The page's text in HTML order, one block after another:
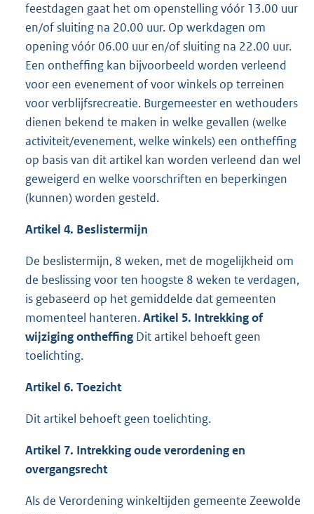
feestdagen gaat het om openstelling vóór 13.00 uur
en/of sluiting na 20.00 uur. Op werkdagen om
opening vóór 06.00 uur en/of sluiting na 22.00 uur.
Een ontheffing kan bijvoorbeeld worden verleend
voor een evenement of voor winkels op terreinen
voor verblijfsrecreatie. Burgemeester en wethouders
dienen bekend te maken in welke gevallen (welke
activiteit/evenement, welke winkels) een ontheffing
op basis van dit artikel kan worden verleend dan wel
geweigerd en welke voorschriften en beperkingen
(kunnen) worden gesteld.
Artikel 4. Beslistermijn
De beslistermijn, 8 weken, met de mogelijkheid om
de beslissing voor ten hoogste 8 weken te verdagen,
is gebaseerd op het gemiddelde dat gemeenten
momenteel hanteren.Artikel 5. Intrekking of
wijziging ontheffing Dit artikel behoeft geen
toelichting.
Artikel 6. Toezicht
Dit artikel behoeft geen toelichting.
Artikel 7. Intrekking oude verordening en
overgangsrecht
Als de Verordening winkeltijden gemeente Zeewolde